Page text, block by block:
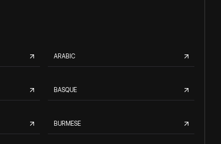
ARABIC
BASQUE
BURMESE